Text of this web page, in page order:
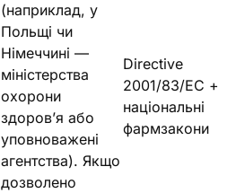
(наприклад, у
Польщі чи
Німеччині —
міністерства
охорони
здоров’я або
уповноважені
агентства). Якщо
дозволено
Directive
2001/83/EC +
національні
фармзакони